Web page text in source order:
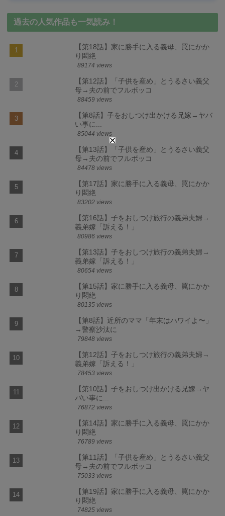
過去の人気作品も一気読み！
【第18話】家に勝手に入る義母、罠にかか
り悶絶
89174 views
【第12話】「子供を産め」とうるさい義父
母→夫の前でフルボッコ
88459 views
【第8話】子をおしつけ出かける兄嫁→ヤバ
い事に...
85044 views
【第13話】「子供を産め」とうるさい義父
母→夫の前でフルボッコ
84478 views
【第17話】家に勝手に入る義母、罠にかか
り悶絶
83202 views
【第16話】子をおしつけ旅行の義弟夫婦→
義弟嫁「訴える！」
80986 views
【第13話】子をおしつけ旅行の義弟夫婦→
義弟嫁「訴える！」
80654 views
【第15話】家に勝手に入る義母、罠にかか
り悶絶
80135 views
【第8話】近所のママ「年末はハワイよ〜」
→警察沙汰に
79848 views
【第12話】子をおしつけ旅行の義弟夫婦→
義弟嫁「訴える！」
78453 views
【第10話】子をおしつけ出かける兄嫁→ヤ
バい事に...
76872 views
【第14話】家に勝手に入る義母、罠にかか
り悶絶
76789 views
【第11話】「子供を産め」とうるさい義父
母→夫の前でフルボッコ
75033 views
【第19話】家に勝手に入る義母、罠にかか
り悶絶
74825 views